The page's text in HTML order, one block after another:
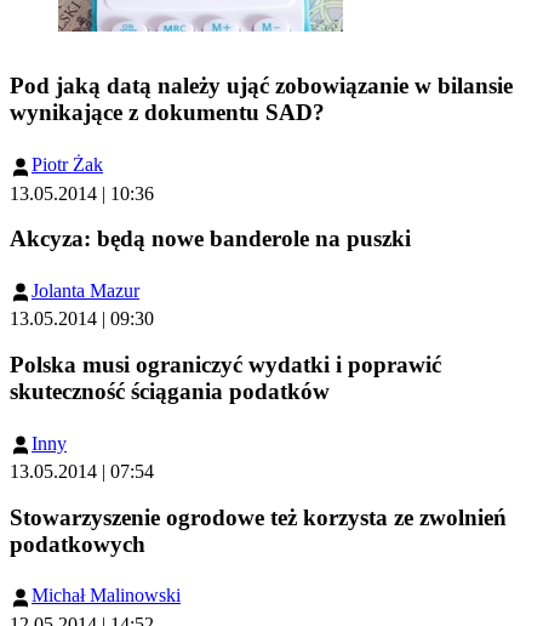
Pod jaką datą należy ująć zobowiązanie w bilansie
wynikające z dokumentu SAD?
Piotr Żak
13.05.2014 | 10:36
Akcyza: będą nowe banderole na puszki
Jolanta Mazur
13.05.2014 | 09:30
Polska musi ograniczyć wydatki i poprawić
skuteczność ściągania podatków
Inny
13.05.2014 | 07:54
Stowarzyszenie ogrodowe też korzysta ze zwolnień
podatkowych
Michał Malinowski